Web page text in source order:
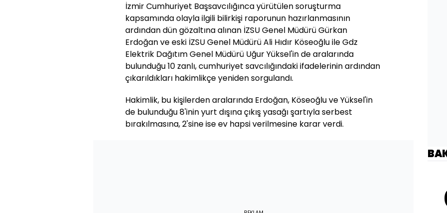
İzmir Cumhuriyet Başsavcılığınca yürütülen soruşturma
kapsamında olayla ilgili bilirkişi raporunun hazırlanmasının
ardından dün gözaltına alınan İZSU Genel Müdürü Gürkan
Erdoğan ve eski İZSU Genel Müdürü Ali Hıdır Köseoğlu ile Gdz
Elektrik Dağıtım Genel Müdürü Uğur Yüksel'in de aralarında
bulunduğu 10 zanlı, cumhuriyet savcılığındaki ifadelerinin ardından
çıkarıldıkları hakimlikçe yeniden sorgulandı.
Hakimlik, bu kişilerden aralarında Erdoğan, Köseoğlu ve Yüksel'in
de bulunduğu 8'inin yurt dışına çıkış yasağı şartıyla serbest
bırakılmasına, 2'sine ise ev hapsi verilmesine karar verdi.